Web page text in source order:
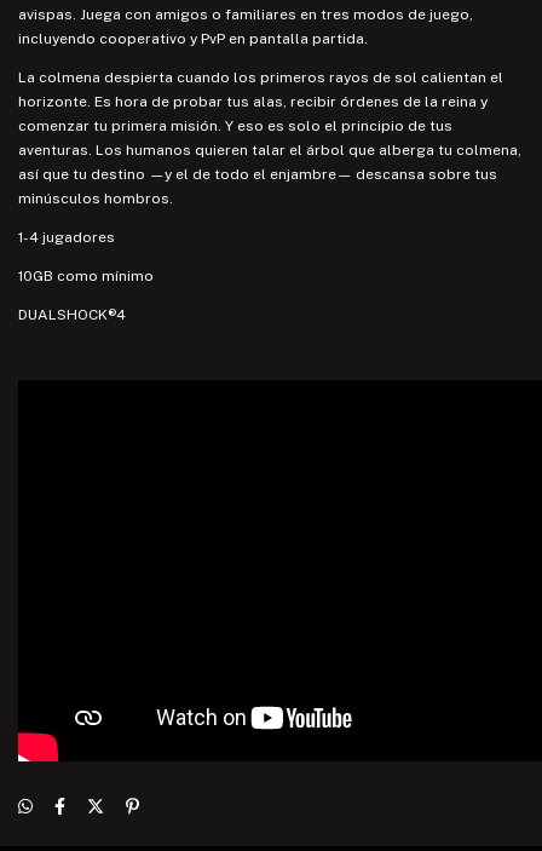
avispas. Juega con amigos o familiares en tres modos de juego,
incluyendo cooperativo y PvP en pantalla partida.
La colmena despierta cuando los primeros rayos de sol calientan el
horizonte. Es hora de probar tus alas, recibir órdenes de la reina y
comenzar tu primera misión. Y eso es solo el principio de tus
aventuras. Los humanos quieren talar el árbol que alberga tu colmena,
así que tu destino —y el de todo el enjambre— descansa sobre tus
minúsculos hombros.
1-4 jugadores
10GB como mínimo
DUALSHOCK®4